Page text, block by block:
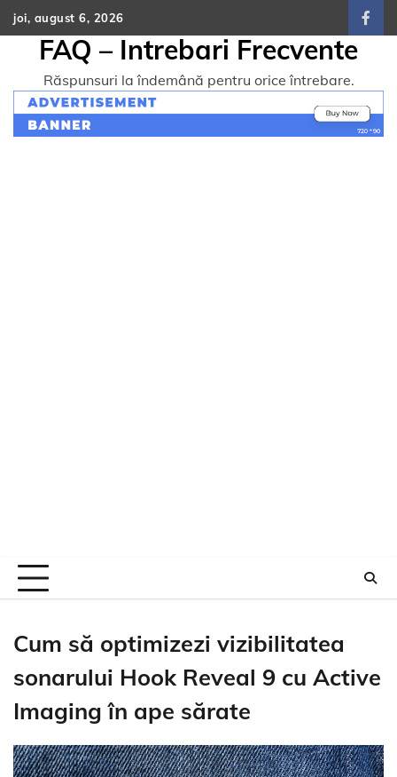
Skip
to
content
joi, august 6, 2026
FAQ – Intrebari Frecvente
Răspunsuri la îndemână pentru orice întrebare.
Cum să optimizezi vizibilitatea
sonarului Hook Reveal 9 cu Active
Imaging în ape sărate